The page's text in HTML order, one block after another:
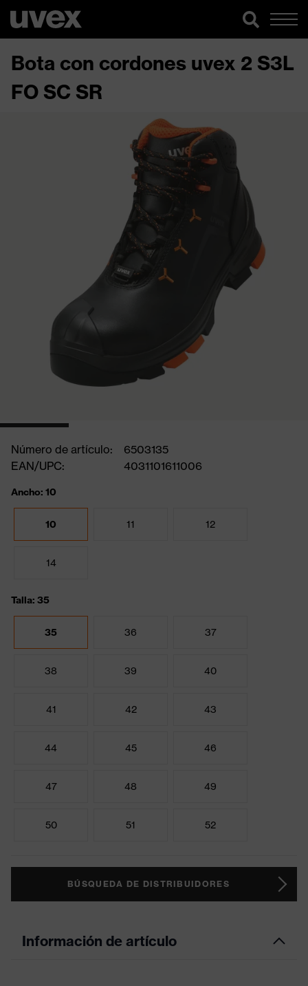
Bota con cordones uvex 2 S3L
FO SC SR
Número de artículo:
6503135
EAN/UPC:
4031101611006
Ancho: 10
10 11 12
14
Talla: 35
35 36 37
38 39 40
41 42 43
44 45 46
47 48 49
50 51 52
BÚSQUEDA DE DISTRIBUIDORES
Información de artículo